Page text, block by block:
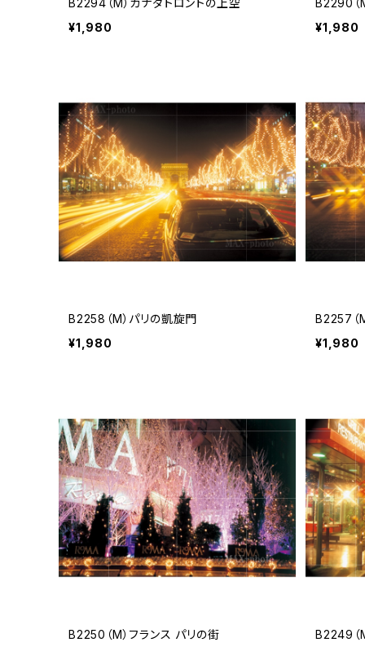
B2294（M）カナダトロントの上空
¥1,980
B2290（
¥1,980
B2258（M）パリの凱旋門
¥1,980
B2257（
¥1,980
B2250（M）フランス パリの街
B2249（